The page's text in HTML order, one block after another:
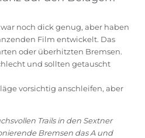
noch dick genug, aber haben
Film entwickelt. Das
oder überhitzten Bremsen.
und sollten getauscht
vorsichtig anschleifen, aber
Trails in den Sextner
Bremsen das A und